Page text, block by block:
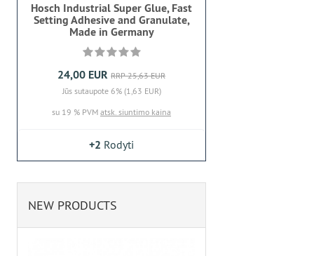
Hosch Industrial Super Glue, Fast
Setting Adhesive and Granulate,
Made in Germany
24,00 EUR RRP 25,63 EUR
Jūs sutaupote 6% (1,63 EUR)
su 19 % PVM atsk. siuntimo kaina
+2 Rodyti
NEW PRODUCTS